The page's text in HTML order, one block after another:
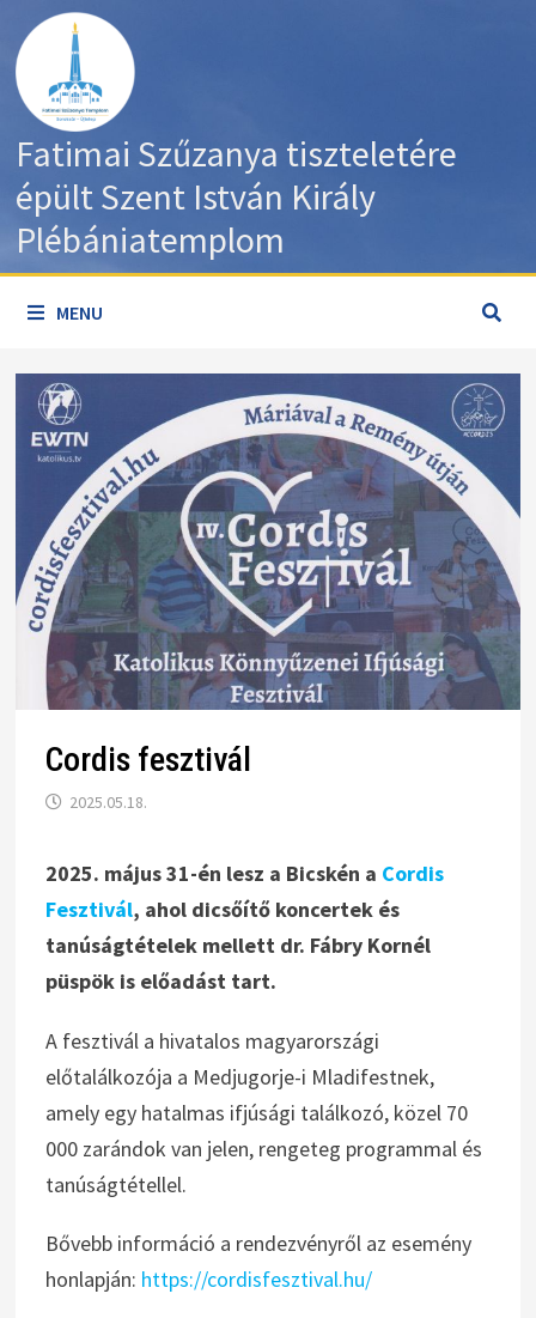
content
Fatimai Szűzanya tiszteletére
épült Szent István Király
Plébániatemplom
MENU
Cordis fesztivál
2025.05.18.
2025. május 31-én lesz a Bicskén a Cordis
Fesztivál, ahol dicsőítő koncertek és
tanúságtételek mellett dr. Fábry Kornél
püspök is előadást tart.
A fesztivál a hivatalos magyarországi
előtalálkozója a Medjugorje-i Mladifestnek,
amely egy hatalmas ifjúsági találkozó, közel 70
000 zarándok van jelen, rengeteg programmal és
tanúságtétellel.
Bővebb információ a rendezvényről az esemény
honlapján: https://cordisfesztival.hu/